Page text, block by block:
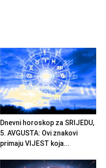
Dnevni horoskop za SRIJEDU,
5. AVGUSTA: Ovi znakovi
primaju VIJEST koja...